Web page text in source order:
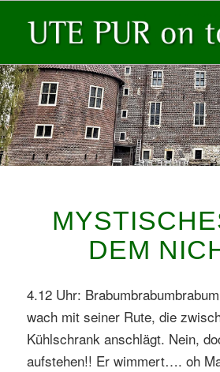
DEM
4.12 Uhr:
wach mit seiner Rute, die
Kühlschrank anschlägt. Nein,
aufstehen!! Er wimmert…. oh